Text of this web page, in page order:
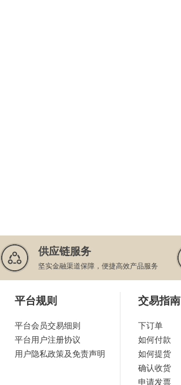
供应链服务
坚实金融渠道保障，便捷高效产品服务
平台规则
平台会员交易细则
平台用户注册协议
用户隐私政策及免责声明
交易指南
下订单
如何付款
如何提货
确认收货
申请发票